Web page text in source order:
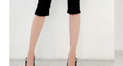
앤써니 카프리 팬츠
▨리미티드 고별전 30%▨
pt4482 [26~29] 1color